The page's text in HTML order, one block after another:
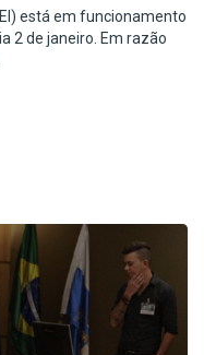
está em funcionamento
2 de janeiro. Em razão